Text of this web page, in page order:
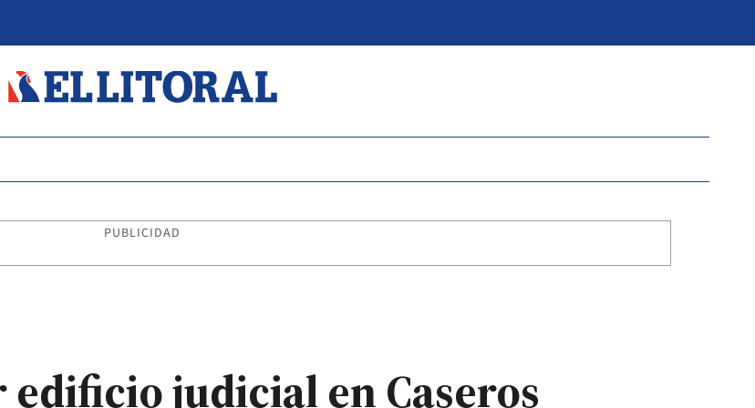
PUBLICIDAD
judicial en Caseros